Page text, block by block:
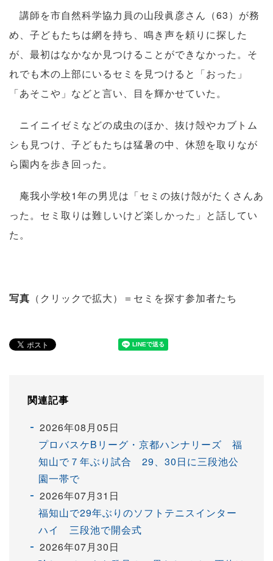
講師を市自然科学協力員の山段眞彦さん（63）が務
め、子どもたちは網を持ち、鳴き声を頼りに探した
が、最初はなかなか見つけることができなかった。そ
れでも木の上部にいるセミを見つけると「おった」
「あそこや」などと言い、目を輝かせていた。
ニイニイゼミなどの成虫のほか、抜け殻やカブトム
シも見つけ、子どもたちは猛暑の中、休憩を取りなが
ら園内を歩き回った。
庵我小学校1年の男児は「セミの抜け殻がたくさんあ
った。セミ取りは難しいけど楽しかった」と話してい
た。
写真 （クリックで拡大）＝セミを探す参加者たち
関連記事
2026年08月05日
プロバスケBリーグ・京都ハンナリーズ 福
知山で７年ぶり試合 29、30日に三段池公
園一帯で
2026年07月31日
福知山で29年ぶりのソフトテニスインター
ハイ 三段池で開会式
2026年07月30日